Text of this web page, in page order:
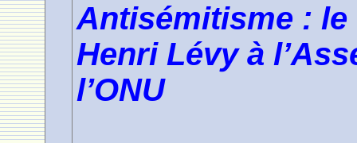
Antisémitisme :
Henri Lévy à
l’ONU